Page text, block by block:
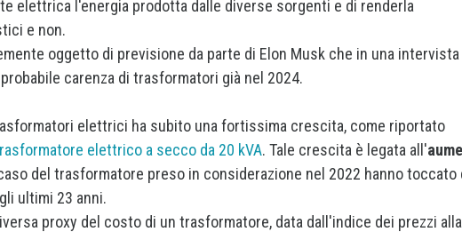
elettrica l'energia prodotta dalle diverse sorgenti e di renderla
e non.
oggetto di previsione da parte di Elon Musk che in una intervista
carenza di trasformatori già nel 2024.
elettrici ha subito una fortissima crescita, come riportato
elettrico a secco da 20 kVA. Tale crescita è legata all'
del trasformatore preso in considerazione nel 2022 hanno toccato
ultimi 23 anni.
proxy del costo di un trasformatore, data dall'indice dei prezzi alla